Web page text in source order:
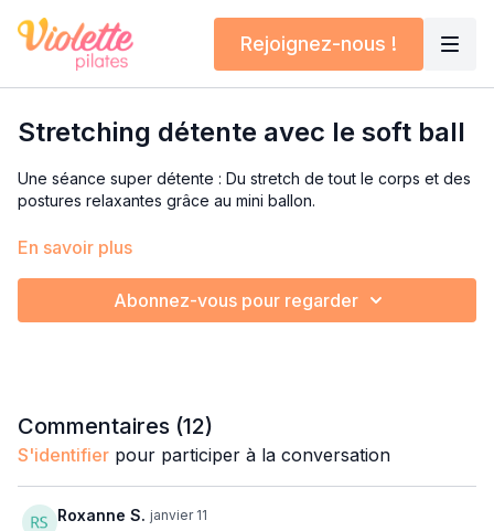
Rejoignez-nous !
Stretching détente avec le soft ball
Une séance super détente : Du stretch de tout le corps et des
postures relaxantes grâce au mini ballon.
Je propose différentes options pour que chacun y trouve son
déstressé et les tensions disparaissent.
En savoir plus
Abonnez-vous pour regarder
Commentaires (12)
S'identifier pour participer à la conversation
Roxanne S. janvier 11